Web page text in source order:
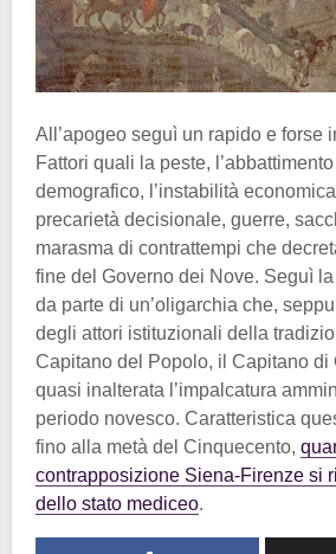
All’apogeo seguì un rapido e forse
Fattori quali la peste,
demografico, l’instabilità
precarietà decisionale, guerre,
marasma di contrattempi che
fine del Governo dei Nove. Seguì
da parte di un’oligarchia che,
degli attori istituzionali della
Capitano del Popolo, il Capitano di
quasi inalterata l’impalcatura
periodo novesco. Caratteristica
fino alla metà del Cinquecento,
contrapposizione Siena-Firenze si
dello stato mediceo.